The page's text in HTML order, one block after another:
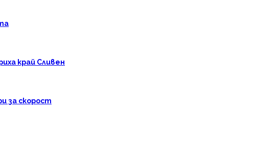
край Сливен
за скорост